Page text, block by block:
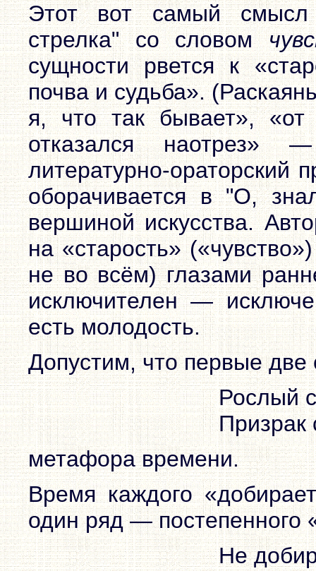
Этот вот самый смысл
стрелка" со словом
сущности рвется к
почва и судьба».
я, что так бывает»,
отказался наотрез»
литературно-ораторский
оборачивается в "О,
вершиной искусства.
на «старость»
не во всём) глазами
исключителен —
есть молодость.
Допустим, что первые две
Рослый
метафора времени.
Время каждого
один ряд — постепенного
Не